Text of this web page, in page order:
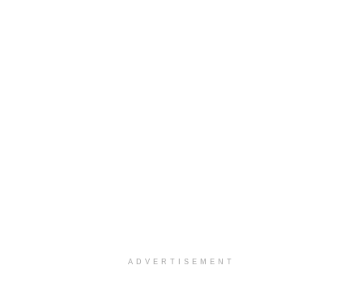
ADVERTISEMENT